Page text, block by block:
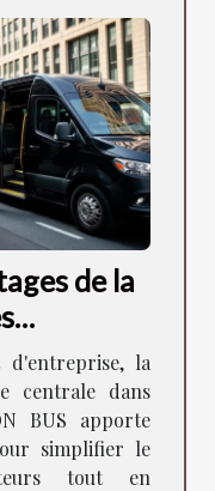
de la
?
d'entreprise, la
centrale dans
BUS apporte
simplifier le
tout en